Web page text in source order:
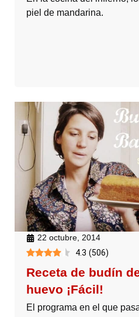
piel de mandarina.
22 octubre, 2014
4.3 (506)
Receta de budín
huevo ¡Fácil!
El programa en el que